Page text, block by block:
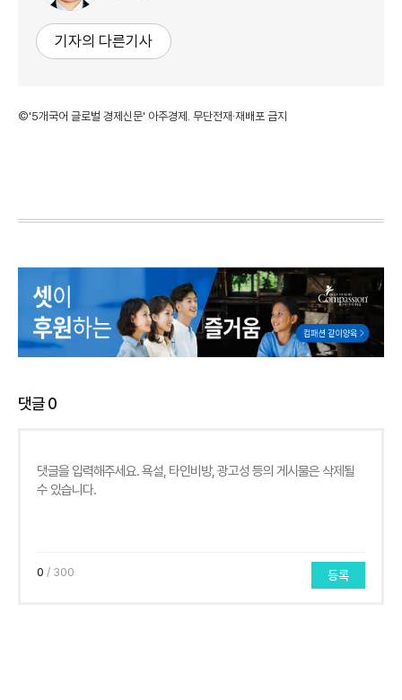
기자의 다른기사
©'5개국어 글로벌 경제신문' 아주경제. 무단전재·재배포 금지
댓글0
0 / 300 등록